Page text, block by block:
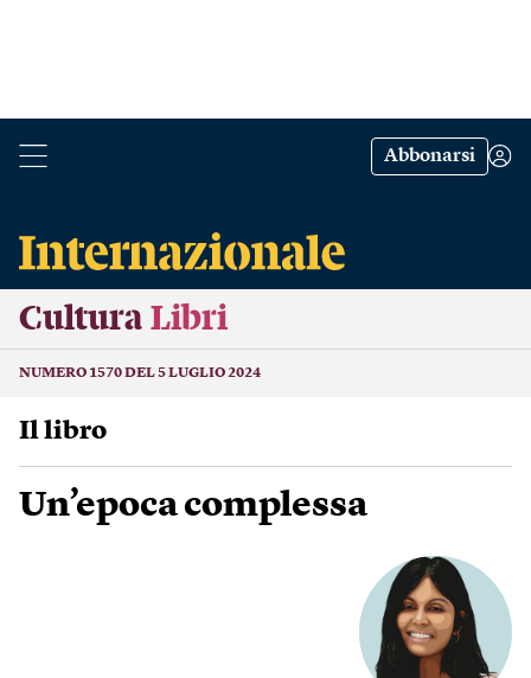
Abbonarsi
Cultura Libri
NUMERO 1570 DEL 5 LUGLIO 2024
Il libro
Un’epoca complessa